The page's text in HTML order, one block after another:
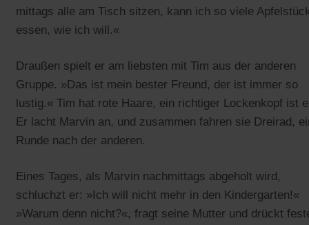
mittags alle am Tisch sitzen, kann ich so viele
essen, wie ich will.«
Draußen spielt er am liebsten mit Tim aus der anderen
Gruppe. »Das ist mein bester Freund, der ist immer so
lustig.« Tim hat rote Haare, ein richtiger Lockenkopf ist
Er lacht Marvin an, und zusammen fahren sie Dreirad,
Runde nach der anderen.
Eines Tages, als Marvin nachmittags abgeholt wird,
schluchzt er: »Ich will nicht mehr in den Kindergarten!«
»Warum denn nicht?«, fragt seine Mutter und drückt